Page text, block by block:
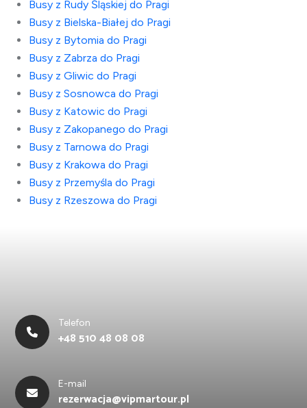
Busy z Rudy Śląskiej do Pragi
Busy z Bielska-Białej do Pragi
Busy z Bytomia do Pragi
Busy z Zabrza do Pragi
Busy z Gliwic do Pragi
Busy z Sosnowca do Pragi
Busy z Katowic do Pragi
Busy z Zakopanego do Pragi
Busy z Tarnowa do Pragi
Busy z Krakowa do Pragi
Busy z Przemyśla do Pragi
Busy z Rzeszowa do Pragi
Telefon
+48 510 48 08 08
E-mail
rezerwacja@vipmartour.pl